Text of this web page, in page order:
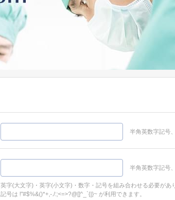
半角英数字記号
半角英数字記号
英字(大文字)・英字(小文字)・数字・記号を組み合わせる必要があ
記号は !"#$%&()*+,-./:;<=>?@[]^_`{|}~ が利用できます。